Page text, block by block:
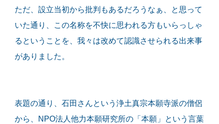
ただ、設立当初から批判もあるだろうなぁ、と思って
いた通り、この名称を不快に思われる方もいらっしゃ
るということを、我々は改めて認識させられる出来事
がありました。
表題の通り、石田さんという浄土真宗本願寺派の僧侶
から、NPO法人他力本願研究所の「本願」という言葉